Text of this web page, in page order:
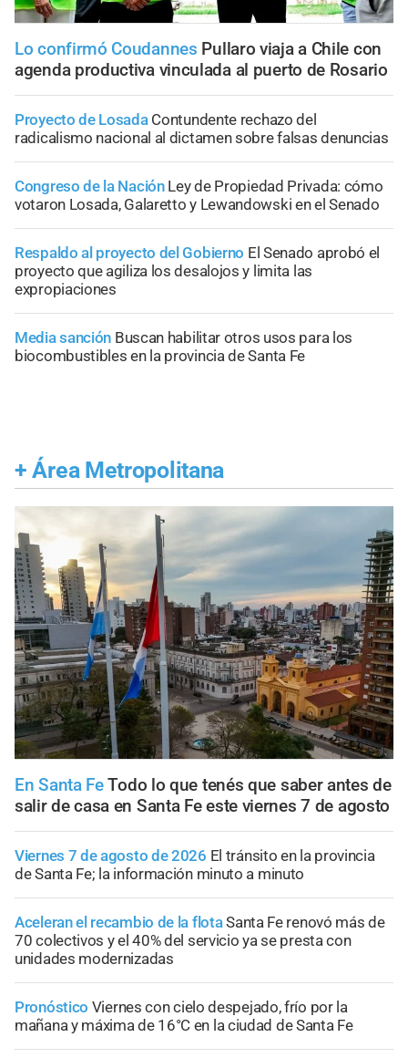
Lo confirmó Coudannes Pullaro viaja a Chile con
agenda productiva vinculada al puerto de Rosario
Proyecto de Losada Contundente rechazo del
radicalismo nacional al dictamen sobre falsas denuncias
Congreso de la Nación Ley de Propiedad Privada: cómo
votaron Losada, Galaretto y Lewandowski en el Senado
Respaldo al proyecto del Gobierno El Senado aprobó el
proyecto que agiliza los desalojos y limita las
expropiaciones
Media sanción Buscan habilitar otros usos para los
biocombustibles en la provincia de Santa Fe
+ Área Metropolitana
En Santa FeTodo lo que tenés que saber antes de
salir de casa en Santa Fe este viernes 7 de agosto
Viernes 7 de agosto de 2026 El tránsito en la provincia
de Santa Fe; la información minuto a minuto
Aceleran el recambio de la flotaSanta Fe renovó más de
70 colectivos y el 40% del servicio ya se presta con
unidades modernizadas
Pronóstico Viernes con cielo despejado, frío por la
mañana y máxima de 16°C en la ciudad de Santa Fe